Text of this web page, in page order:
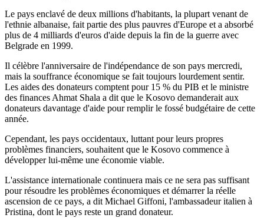
Le pays enclavé de deux millions d'habitants, la plupart venant de
l'ethnie albanaise, fait partie des plus pauvres d'Europe et a absorbé
plus de 4 milliards d'euros d'aide depuis la fin de la guerre avec
Belgrade en 1999.
Il célèbre l'anniversaire de l'indépendance de son pays mercredi,
mais la souffrance économique se fait toujours lourdement sentir.
Les aides des donateurs comptent pour 15 % du PIB et le ministre
des finances Ahmat Shala a dit que le Kosovo demanderait aux
donateurs davantage d'aide pour remplir le fossé budgétaire de cette
année.
Cependant, les pays occidentaux, luttant pour leurs propres
problèmes financiers, souhaitent que le Kosovo commence à
développer lui-même une économie viable.
L'assistance internationale continuera mais ce ne sera pas suffisant
pour résoudre les problèmes économiques et démarrer la réelle
ascension de ce pays, a dit Michael Giffoni, l'ambassadeur italien à
Pristina, dont le pays reste un grand donateur.